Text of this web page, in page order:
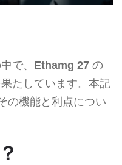
で、 Ethamg 27 の
たしています。本記
の機能と利点につい